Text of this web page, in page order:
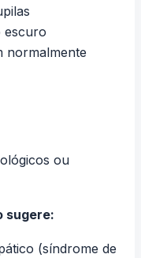
escuro
normalmente
ou
sugere:
(síndrome de